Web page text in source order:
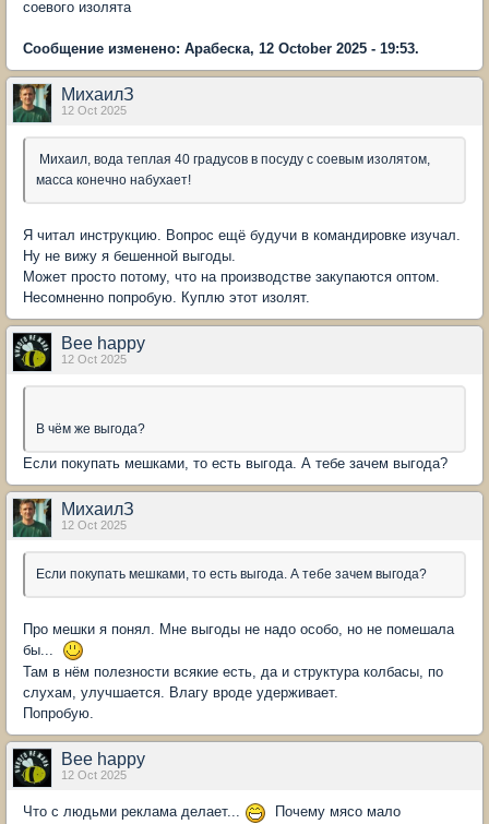
соевого изолята
Сообщение изменено: Арабеска, 12 October 2025 - 19:53.
МихаилЗ
12 Oct 2025
Михаил, вода теплая 40 градусов в посуду с соевым изолятом,
масса конечно набухает!
Я читал инструкцию. Вопрос ещё будучи в командировке изучал.
Ну не вижу я бешенной выгоды.
Может просто потому, что на производстве закупаются оптом.
Несомненно попробую. Куплю этот изолят.
Bee happy
12 Oct 2025
В чём же выгода?
Если покупать мешками, то есть выгода. А тебе зачем выгода?
МихаилЗ
12 Oct 2025
Если покупать мешками, то есть выгода. А тебе зачем выгода?
Про мешки я понял. Мне выгоды не надо особо, но не помешала
бы...
Там в нём полезности всякие есть, да и структура колбасы, по
слухам, улучшается. Влагу вроде удерживает.
Попробую.
Bee happy
12 Oct 2025
Что с людьми реклама делает...
Почему мясо мало